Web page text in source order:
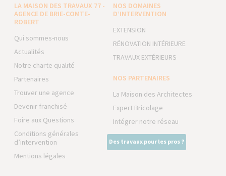
LA MAISON DES TRAVAUX 77 -
AGENCE DE BRIE-COMTE-
ROBERT
Qui sommes-nous
Actualités
Notre charte qualité
Partenaires
Trouver une agence
Devenir franchisé
Foire aux Questions
Conditions générales
d’intervention
Mentions légales
NOS DOMAINES
D’INTERVENTION
EXTENSION
RÉNOVATION INTÉRIEURE
TRAVAUX EXTÉRIEURS
NOS PARTENAIRES
La Maison des Architectes
Expert Bricolage
Intégrer notre réseau
Des travaux pour les pros ?